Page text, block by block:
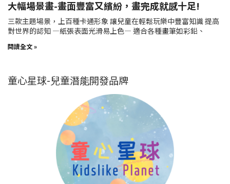
大幅場景畫-畫面豐富又繽紛，畫完成就感十足!
三款主題場景，上百種卡通形象 讓兒童在輕鬆玩樂中豐富知識 提高
對世界的認知 —紙張表面光滑易上色— 適合各種畫筆如彩鉛、
閱讀全文 »
童心星球-兒童潛能開發品牌